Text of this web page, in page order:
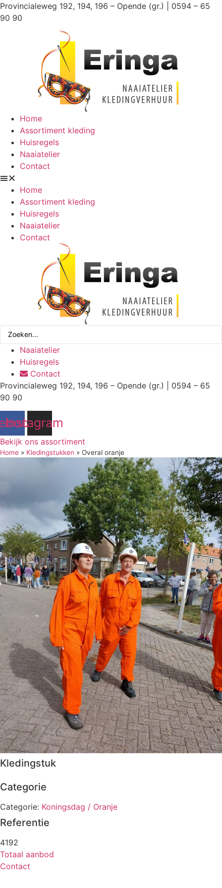
Ga
naar
Provincialeweg 192, 194, 196 – Opende (gr.) | 0594 – 65
90 90
Home
Assortiment kleding
Huisregels
Naaiatelier
Contact
Home
Assortiment kleding
Huisregels
Naaiatelier
Contact
Search
Naaiatelier
Huisregels
Contact
Provincialeweg 192, 194, 196 – Opende (gr.) | 0594 – 65
90 90
Instagram
Bekijk ons assortiment
Home » Kledingstukken » Overal oranje
Kledingstuk
Categorie
Categorie: Koningsdag / Oranje
Referentie
4192
Totaal aanbod
Contact